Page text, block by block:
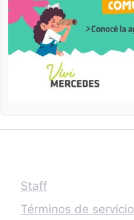
Staff
Términos de servicio